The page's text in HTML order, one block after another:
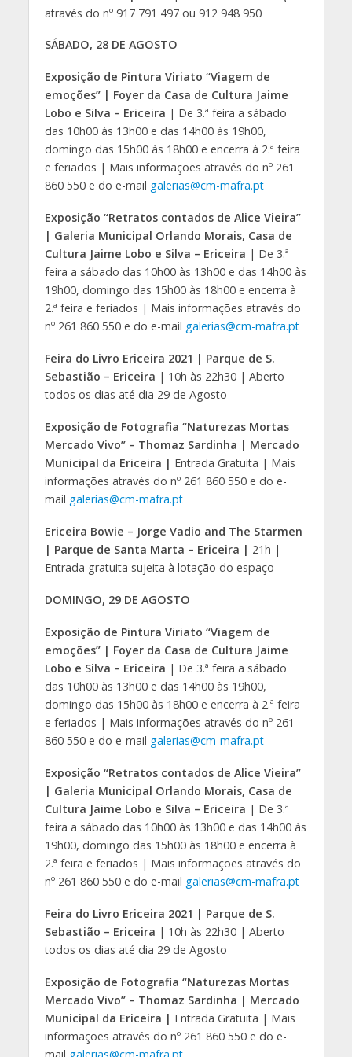
através do nº 917 791 497 ou 912 948 950
SÁBADO, 28 DE AGOSTO
Exposição de Pintura Viriato “Viagem de
emoções” | Foyer da Casa de Cultura Jaime
Lobo e Silva – Ericeira | De 3.ª feira a sábado
das 10h00 às 13h00 e das 14h00 às 19h00,
domingo das 15h00 às 18h00 e encerra à 2.ª feira
e feriados | Mais informações através do nº 261
860 550 e do e-mail galerias@cm-mafra.pt
Exposição “Retratos contados de Alice Vieira”
| Galeria Municipal Orlando Morais, Casa de
Cultura Jaime Lobo e Silva – Ericeira | De 3.ª
feira a sábado das 10h00 às 13h00 e das 14h00 às
19h00, domingo das 15h00 às 18h00 e encerra à
2.ª feira e feriados | Mais informações através do
nº 261 860 550 e do e-mail galerias@cm-mafra.pt
Feira do Livro Ericeira 2021 | Parque de S.
Sebastião – Ericeira | 10h às 22h30 | Aberto
todos os dias até dia 29 de Agosto
Exposição de Fotografia “Naturezas Mortas
Mercado Vivo” – Thomaz Sardinha | Mercado
Municipal da Ericeira | Entrada Gratuita | Mais
informações através do nº 261 860 550 e do e-
mail galerias@cm-mafra.pt
Ericeira Bowie – Jorge Vadio and The Starmen
| Parque de Santa Marta – Ericeira | 21h |
Entrada gratuita sujeita à lotação do espaço
DOMINGO, 29 DE AGOSTO
Exposição de Pintura Viriato “Viagem de
emoções” | Foyer da Casa de Cultura Jaime
Lobo e Silva – Ericeira | De 3.ª feira a sábado
das 10h00 às 13h00 e das 14h00 às 19h00,
domingo das 15h00 às 18h00 e encerra à 2.ª feira
e feriados | Mais informações através do nº 261
860 550 e do e-mail galerias@cm-mafra.pt
Exposição “Retratos contados de Alice Vieira”
| Galeria Municipal Orlando Morais, Casa de
Cultura Jaime Lobo e Silva – Ericeira | De 3.ª
feira a sábado das 10h00 às 13h00 e das 14h00 às
19h00, domingo das 15h00 às 18h00 e encerra à
2.ª feira e feriados | Mais informações através do
nº 261 860 550 e do e-mail galerias@cm-mafra.pt
Feira do Livro Ericeira 2021 | Parque de S.
Sebastião – Ericeira | 10h às 22h30 | Aberto
todos os dias até dia 29 de Agosto
Exposição de Fotografia “Naturezas Mortas
Mercado Vivo” – Thomaz Sardinha | Mercado
Municipal da Ericeira | Entrada Gratuita | Mais
informações através do nº 261 860 550 e do e-
mail galerias@cm-mafra.pt